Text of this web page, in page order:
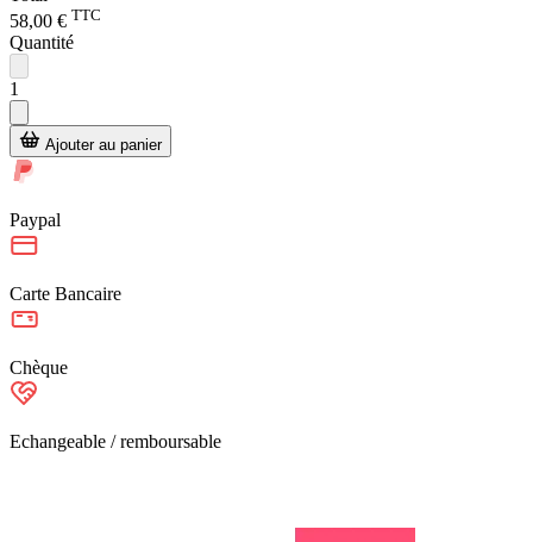
58,00 € TTC
Quantité
1
Ajouter au panier
Paypal
Carte Bancaire
Chèque
Echangeable / remboursable